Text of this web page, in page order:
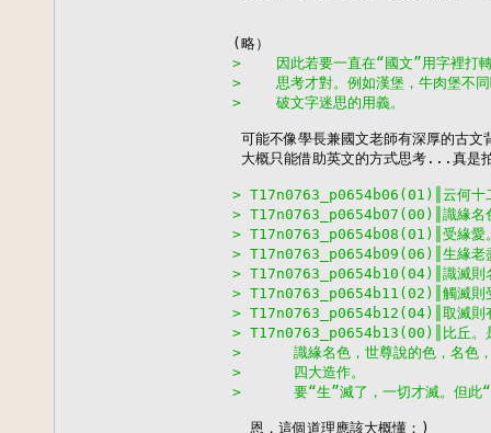
>    因此若要一直在“國文”用字裡打轉
>    思考才對。例如漢堡，牛肉堡不同
>    破文字迷思的用義。
可能不像學長兼國文老師有深厚的古
大概只能借助英文的方式思考...真是
> T17n0763_p0654b06(01)║云何十
> T17n0763_p0654b07(00)║識緣名
> T17n0763_p0654b08(01)║受緣愛
> T17n0763_p0654b09(06)║生緣老
> T17n0763_p0654b10(04)║識滅則
> T17n0763_p0654b11(02)║觸滅則
> T17n0763_p0654b12(04)║取滅則
> T17n0763_p0654b13(00)║比丘。
>      識緣名色，世尊說的色，名色，
>      四大造作。
>      要“生”滅了，一切才滅。但此“
  恩，這個道理應該大概懂：)